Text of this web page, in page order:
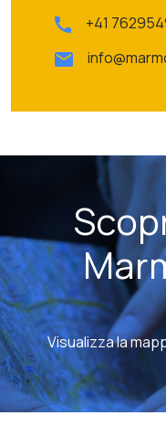
+41
Visualizza la